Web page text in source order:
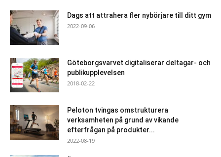
Dags att attrahera fler nybörjare till ditt gym
2022-09-06
Göteborgsvarvet digitaliserar deltagar- och
publikupplevelsen
2018-02-22
Peloton tvingas omstrukturera
verksamheten på grund av vikande
efterfrågan på produkter...
2022-08-19